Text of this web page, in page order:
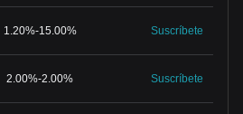
1.20%-15.00% Suscríbete
2.00%-2.00% Suscríbete